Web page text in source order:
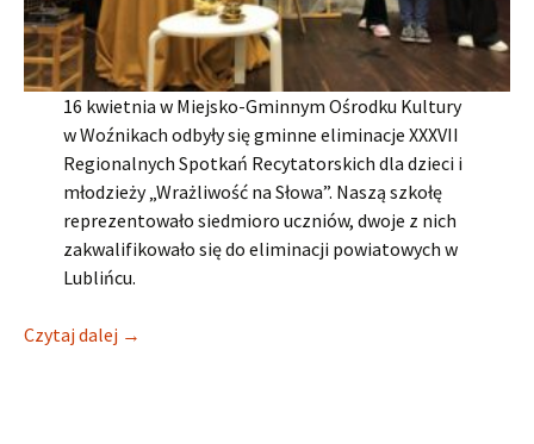
16 kwietnia w Miejsko-Gminnym Ośrodku Kultury
w Woźnikach odbyły się gminne eliminacje XXXVII
Regionalnych Spotkań Recytatorskich dla dzieci i
młodzieży „Wrażliwość na Słowa”. Naszą szkołę
reprezentowało siedmioro uczniów, dwoje z nich
zakwalifikowało się do eliminacji powiatowych w
Lublińcu.
Czytaj dalej Gminny Konkurs Recytatorski 2026
→